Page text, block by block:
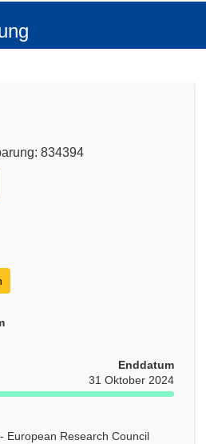
834394
Enddatum
31 Oktober 2024
European Research Council